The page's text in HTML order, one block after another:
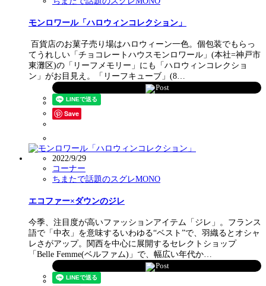
モンロワール「ハロウィンコレクション」
百貨店のお菓子売り場はハロウィーン一色。個包装でもらっ
てうれしい「チョコレートハウスモンロワール」(本社=神戸市
東灘区)の「リーフメモリー」にも「ハロウィンコレクショ
ン」がお目見え。「リーフキューブ」(8…
Post
Save
2022/9/29
コーナー
ちまたで話題のスグレMONO
エコファー×ダウンのジレ
今季、注目度が高いファッションアイテム「ジレ」。フランス
語で「中衣」を意味するいわゆる“ベスト”で、羽織るとオシャ
レさがアップ。関西を中心に展開するセレクトショップ
「Belle Femme(ベルファム)」で、幅広い年代か…
Post